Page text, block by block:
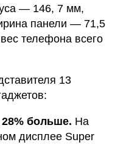
— 146, 7 мм,
панели — 71,5
телефона всего
13
больше. На
дисплее Super